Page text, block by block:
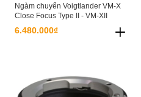
Ngàm chuyển Voigtlander VM-X
Close Focus Type II - VM-XII
6.480.000₫